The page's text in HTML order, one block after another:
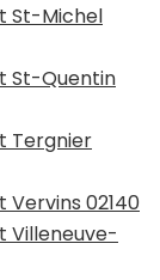
St-Michel
St-Quentin
Tergnier
Vervins 02140
Villeneuve-